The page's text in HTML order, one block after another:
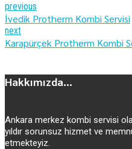
previous
İvedik Protherm Kombi Servisi
next
Karapürçek Protherm Kombi
Hakkımızda...
Ankara merkez kombi servisi
yıldır sorunsuz hizmet ve
etmekteyiz.